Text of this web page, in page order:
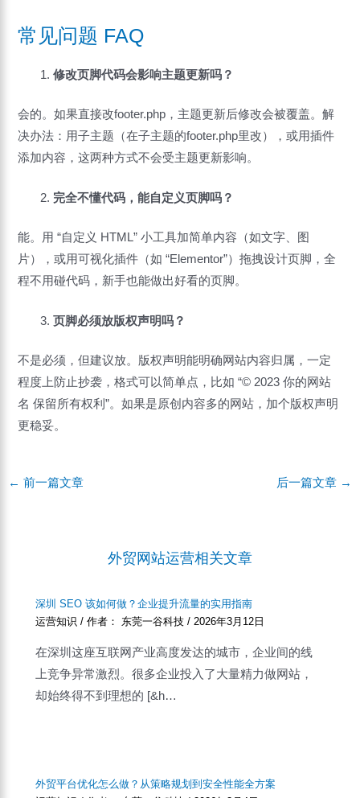
常见问题 FAQ
修改页脚代码会影响主题更新吗？
会的。如果直接改footer.php，主题更新后修改会被覆盖。解
决办法：用子主题（在子主题的footer.php里改），或用插件
添加内容，这两种方式不会受主题更新影响。
完全不懂代码，能自定义页脚吗？
能。用 “自定义 HTML” 小工具加简单内容（如文字、图
片），或用可视化插件（如 “Elementor”）拖拽设计页脚，全
程不用碰代码，新手也能做出好看的页脚。
页脚必须放版权声明吗？
不是必须，但建议放。版权声明能明确网站内容归属，一定
程度上防止抄袭，格式可以简单点，比如 “© 2023 你的网站
名 保留所有权利”。如果是原创内容多的网站，加个版权声明
更稳妥。
Post
← 前一篇文章 后一篇文章 →
外贸网站运营相关文章
深圳 SEO 该如何做？企业提升流量的实用指南
运营知识 / 作者： 东莞一谷科技/2026年3月12日
在深圳这座互联网产业高度发达的城市，企业间的线
上竞争异常激烈。很多企业投入了大量精力做网站，
却始终得不到理想的 [&h…
外贸平台优化怎么做？从策略规划到安全性能全方案